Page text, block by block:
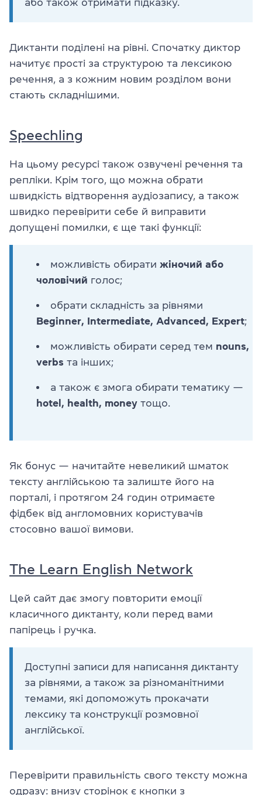
або також отримати підказку.
Диктанти поділені на рівні. Спочатку диктор
начитує прості за структурою та лексикою
речення, а з кожним новим розділом вони
стають складнішими.
Speechling
На цьому ресурсі також озвучені речення та
репліки. Крім того, що можна обрати
швидкість відтворення аудіозапису, а також
швидко перевірити себе й виправити
допущені помилки, є ще такі функції:
можливість обирати жіночий або
чоловічий голос;
обрати складність за рівнями
Beginner, Intermediate, Advanced, Expert;
можливість обирати серед тем nouns,
verbs та інших;
а також є змога обирати тематику —
hotel, health, money тощо.
Як бонус — начитайте невеликий шматок
тексту англійською та залиште його на
порталі, і протягом 24 годин отримаєте
фідбек від англомовних користувачів
стосовно вашої вимови.
The Learn English Network
Цей сайт дає змогу повторити емоції
класичного диктанту, коли перед вами
папірець і ручка.
Доступні записи для написання диктанту
за рівнями, а також за різноманітними
темами, які допоможуть прокачати
лексику та конструкції розмовної
англійської.
Перевірити правильність свого тексту можна
одразу: внизу сторінок є кнопки з